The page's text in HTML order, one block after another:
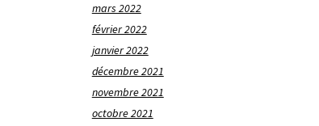
mars 2022
février 2022
janvier 2022
décembre 2021
novembre 2021
octobre 2021